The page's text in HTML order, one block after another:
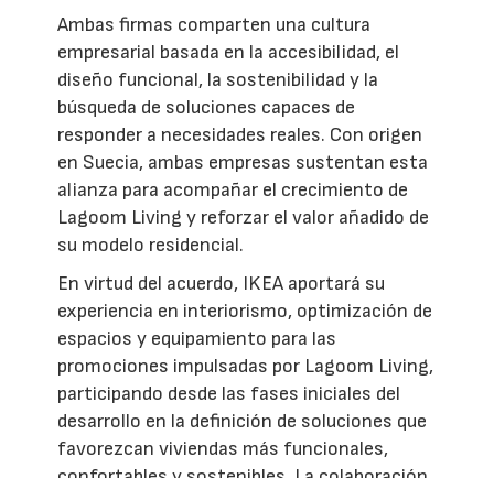
Ambas firmas comparten una cultura
empresarial basada en la accesibilidad, el
diseño funcional, la sostenibilidad y la
búsqueda de soluciones capaces de
responder a necesidades reales. Con origen
en Suecia, ambas empresas sustentan esta
alianza para acompañar el crecimiento de
Lagoom Living y reforzar el valor añadido de
su modelo residencial.
En virtud del acuerdo, IKEA aportará su
experiencia en interiorismo, optimización de
espacios y equipamiento para las
promociones impulsadas por Lagoom Living,
participando desde las fases iniciales del
desarrollo en la definición de soluciones que
favorezcan viviendas más funcionales,